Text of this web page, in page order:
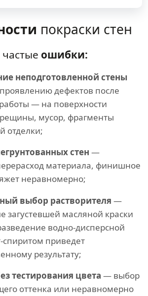
покраски стен
ошибки:
неподготовленной стены
дефектов после
— на поверхности
мусор, фрагменты
отделки;
стен —
материала, финишное
неравномерно;
выбор растворителя —
загустевшей масляной краски
водно-дисперсной
спиритом приведет
результату;
тестирования цвета — выбор
оттенка или неравномерно